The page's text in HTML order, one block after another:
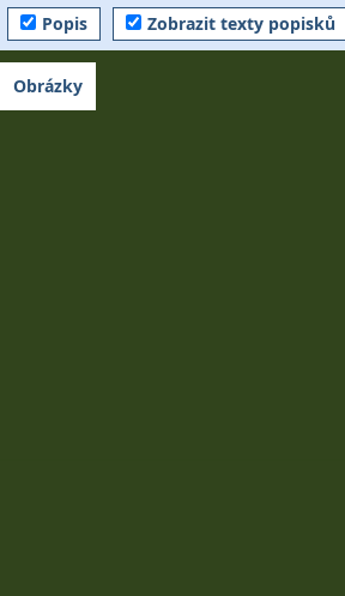
Popis Zobrazit texty popisků
Obrázky